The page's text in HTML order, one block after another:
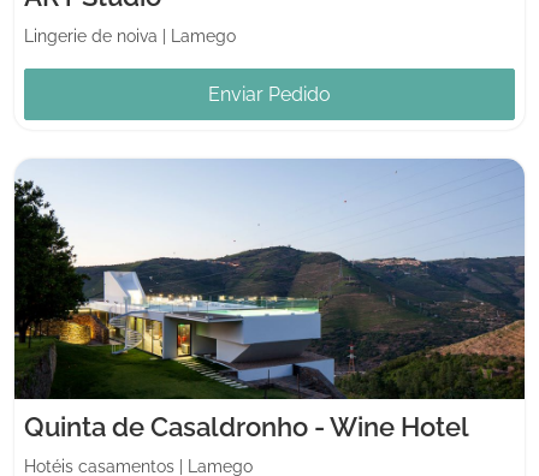
Lingerie de noiva Lamego
Enviar Pedido
Quinta de Casaldronho - Wine Hotel
Hotéis casamentos Lamego